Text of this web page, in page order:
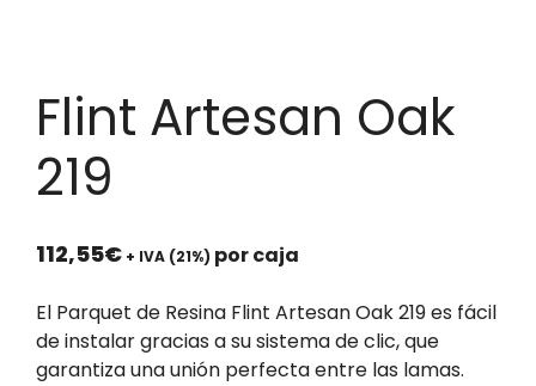
Flint Artesan Oak
219
112,55€ + IVA (21%) por caja
El Parquet de Resina Flint Artesan Oak 219 es fácil
de instalar gracias a su sistema de clic, que
garantiza una unión perfecta entre las lamas.